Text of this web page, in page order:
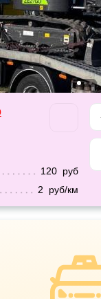
120 руб
2 руб/км